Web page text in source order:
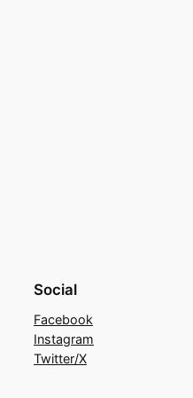
Social
Facebook
Instagram
Twitter/X